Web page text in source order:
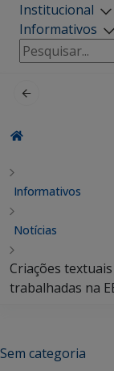
Institucional
Informativos
Pesquisar
por:
Informativos
Notícias
Criações
trabalhadas na
Sem categoria